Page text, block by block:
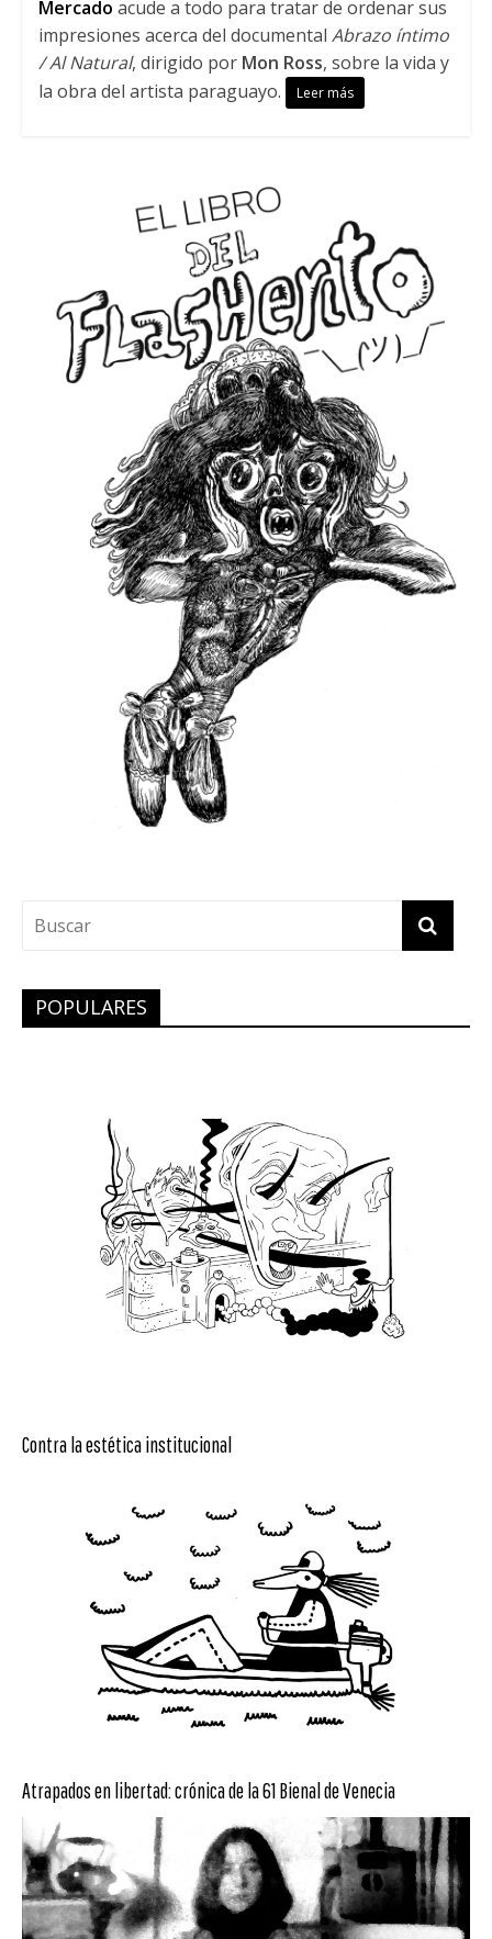
Mercado acude a todo para tratar de ordenar sus
impresiones acerca del documental Abrazo íntimo
/ Al Natural, dirigido por Mon Ross, sobre la vida y
la obra del artista paraguayo.
Leer más
POPULARES
Contra la estética institucional
Atrapados en libertad: crónica de la 61 Bienal de Venecia